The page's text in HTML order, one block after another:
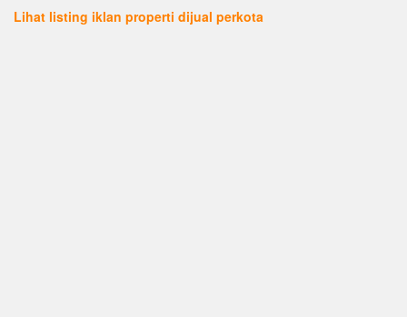
Lihat listing iklan properti dijual perkota